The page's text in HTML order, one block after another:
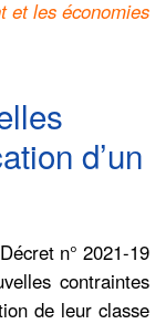
et les économies
d’un
n° 2021-19
contraintes
de leur classe